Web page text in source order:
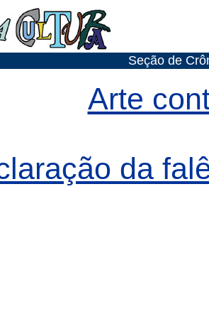
Seção de
Arte
da